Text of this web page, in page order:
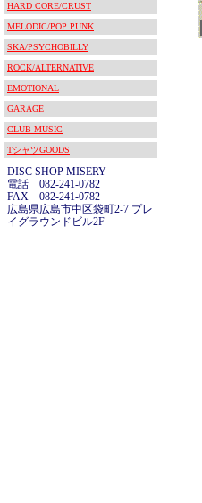
HARD CORE/CRUST
MELODIC/POP PUNK
SKA/PSYCHOBILLY
ROCK/ALTERNATIVE
EMOTIONAL
GARAGE
CLUB MUSIC
TシャツGOODS
DISC SHOP MISERY
電話 082-241-0782
FAX 082-241-0782
広島県広島市中区袋町2-7 プレ
イグラウンドビル2F